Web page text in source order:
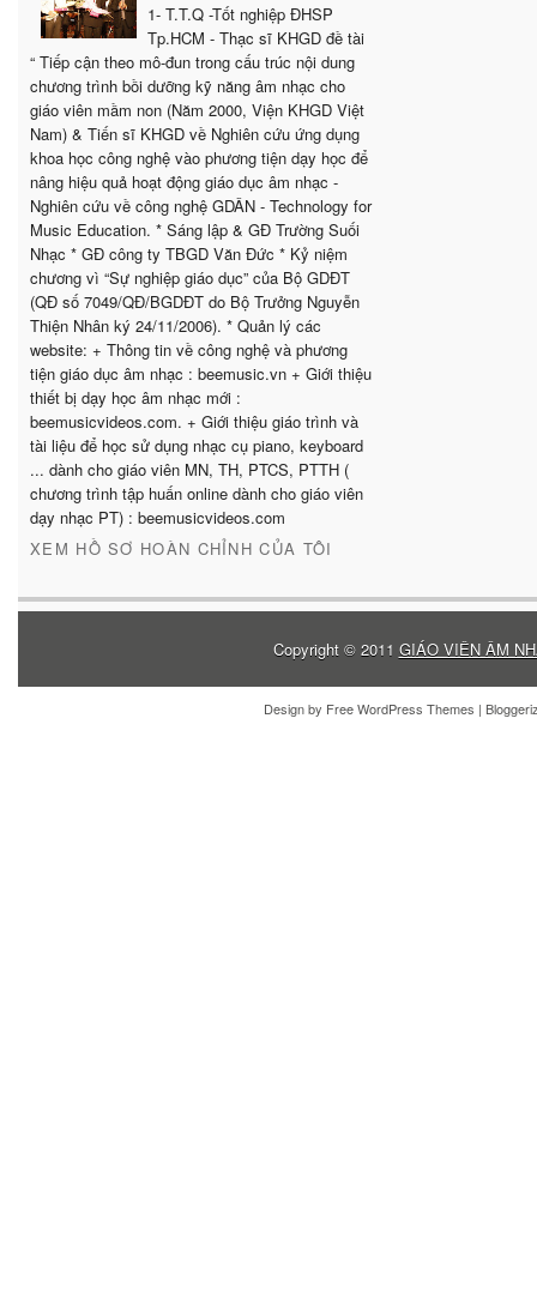
1- T.T.Q -Tốt nghiệp ĐHSP
Tp.HCM - Thạc sĩ KHGD đề tài
“ Tiếp cận theo mô-đun trong cấu trúc nội dung
chương trình bồi dưỡng kỹ năng âm nhạc cho
giáo viên mầm non (Năm 2000, Viện KHGD Việt
Nam) & Tiến sĩ KHGD về Nghiên cứu ứng dụng
khoa học công nghệ vào phương tiện dạy học để
nâng hiệu quả hoạt động giáo dục âm nhạc -
Nghiên cứu về công nghệ GDÂN - Technology for
Music Education. * Sáng lập & GĐ Trường Suối
Nhạc * GĐ công ty TBGD Văn Đức * Kỷ niệm
chương vì “Sự nghiệp giáo dục” của Bộ GDĐT
(QĐ số 7049/QĐ/BGDĐT do Bộ Trưởng Nguyễn
Thiện Nhân ký 24/11/2006). * Quản lý các
website: + Thông tin về công nghệ và phương
tiện giáo dục âm nhạc : beemusic.vn + Giới thiệu
thiết bị dạy học âm nhạc mới :
beemusicvideos.com. + Giới thiệu giáo trình và
tài liệu để học sử dụng nhạc cụ piano, keyboard
... dành cho giáo viên MN, TH, PTCS, PTTH (
chương trình tập huấn online dành cho giáo viên
dạy nhạc PT) : beemusicvideos.com
XEM HỒ SƠ HOÀN CHỈNH CỦA TÔI
Copyright © 2011 GIÁO VIÊN ÂM
Design by Free WordPress Themes |